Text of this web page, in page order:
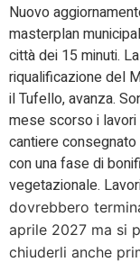
Nuovo
masterplan
città dei 15 minuti. La
riqualificazione del
il Tufello, avanza.
mese scorso i
cantiere
con una fase di
vegetazionale.
dovrebbero
aprile 2027 ma si
chiuderli anche